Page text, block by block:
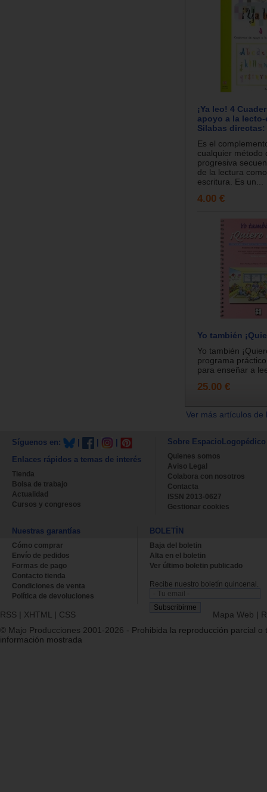
¡Ya leo! 4
apoyo a la
Silabas
Es el
cualquier método
progresiva
de la lectura
escritura. Es un...
4.00 €
Yo también
Yo también
programa
para enseñar a
25.00 €
Ver más artículos
Síguenos en:
Enlaces rápidos a temas de interés
Tienda
Bolsa de trabajo
Actualidad
Cursos y congresos
Sobre EspacioLogopédico
Quienes somos
Aviso Legal
Colabora con nosotros
Contacta
ISSN 2013-0627
Gestionar cookies
Nuestras garantías
Cómo comprar
Envío de pedidos
Formas de pago
Contacto tienda
Condiciones de venta
Política de devoluciones
BOLETÍN
Baja del boletin
Alta en el boletin
Ver último boletin publicado
Recibe nuestro boletín quincenal.
RSS | XHTML | CSS Mapa Web |
© Majo Producciones 2001-2026 - Prohibida la reproducción parcial o
información mostrada